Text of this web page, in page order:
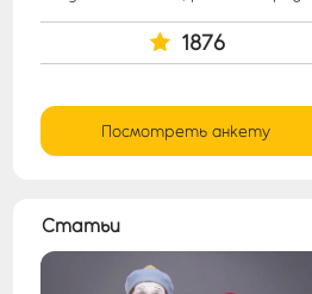
1876
Посмотреть анкету
Статьи